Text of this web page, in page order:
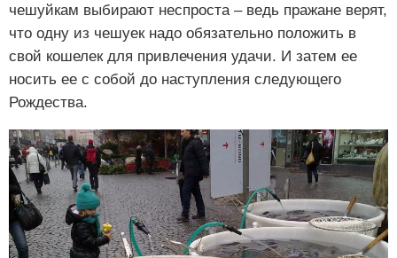
чешуйкам выбирают неспроста – ведь пражане верят,
что одну из чешуек надо обязательно положить в
свой кошелек для привлечения удачи. И затем ее
носить ее с собой до наступления следующего
Рождества.